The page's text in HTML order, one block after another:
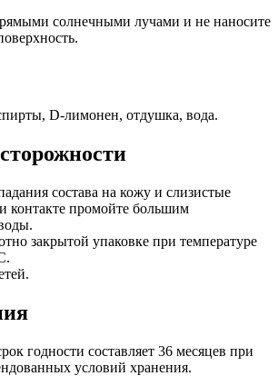
солнечными лучами и не наносите
D-лимонен, отдушка, вода.
состава на кожу и слизистые
контакте промойте большим
закрытой упаковке при температуре
годности составляет 36 месяцев при
условий хранения.